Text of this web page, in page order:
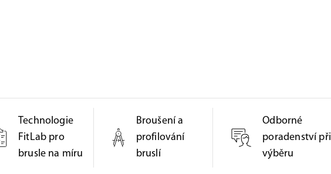
Technologie
FitLab pro
brusle na míru
Broušení a
profilování
bruslí
Odborné
poradenství při
výběru